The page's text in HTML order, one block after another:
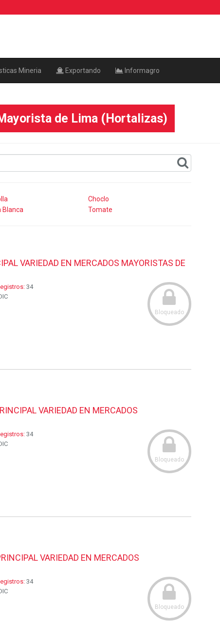
Mineria Exportando Informagro
de Lima (Hortalizas)
Choclo
Blanca Tomate
VARIEDAD EN MERCADOS MAYORISTAS DE
Bloqueado
34
VARIEDAD EN MERCADOS
Bloqueado
34
VARIEDAD EN MERCADOS
Bloqueado
34